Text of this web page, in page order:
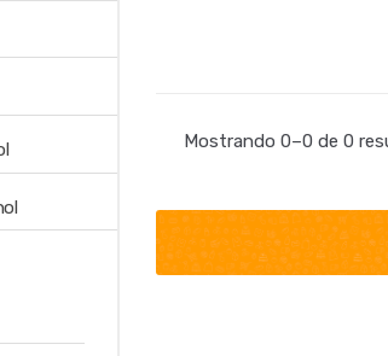
Mostrando 0–0 de 0